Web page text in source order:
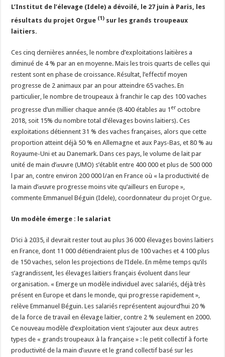
Un été fructueux pour Lactalis
L’Institut de l’élevage (Idele) a dévoilé, le 27 juin à Paris, les
résultats du projet Orgue (1) sur les grands troupeaux
laitiers.
Ces cinq dernières années, le nombre d’exploitations laitières a
diminué de 4 % par an en moyenne. Mais les trois quarts de celles qui
restent sont en phase de croissance. Résultat, l’effectif moyen
progresse de 2 animaux par an pour atteindre 65 vaches. En
particulier, le nombre de troupeaux à franchir le cap des 100 vaches
progresse d’un millier chaque année (8 400 étables au 1 er octobre
2018, soit 15% du nombre total d’élevages bovins laitiers). Ces
exploitations détiennent 31 % des vaches françaises, alors que cette
proportion atteint déjà 50 % en Allemagne et aux Pays-Bas, et 80 % au
Royaume-Uni et au Danemark. Dans ces pays, le volume de lait par
unité de main d’œuvre (UMO) s’établit entre 400 000 et plus de 500 000
l par an, contre environ 200 000 l/an en France où « la productivité de
la main d’œuvre progresse moins vite qu’ailleurs en Europe »,
commente Emmanuel Béguin (Idele), coordonnateur duprojet Orgue.
Un modèle émerge : le salariat
D’ici à 2035, il devrait rester tout au plus 36 000 élevages bovins laitiers
en France, dont 11 000 détiendraient plus de 100 vaches et 4 100 plus
de 150 vaches, selon les projections de l’Idele. En même temps qu’ils
s’agrandissent, les élevages laitiers français évoluent dans leur
organisation. « Emerge un modèle individuel avec salariés, déjà très
présent en Europe et dans le monde, qui progresse rapidement »,
relève Emmanuel Béguin. Les salariés représentent aujourd’hui 20 %
de la force de travail en élevage laitier, contre 2 % seulement en 2000.
Ce nouveau modèle d’exploitation vient s’ajouter aux deux autres
types de « grands troupeaux à la française » : le petit collectif à forte
productivité de la main d’œuvre et le grand collectif basé sur les